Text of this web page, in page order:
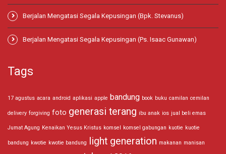
Berjalan Mengatasi Segala Kepusingan (Bpk. Stevanus)
Berjalan Mengatasi Segala Kepusingan (Ps. Isaac Gunawan)
Tags
17 agustus acara android aplikasi apple bandung book buku camilan cemilan
delivery forgiving foto generasi terang ibu anak ios jual beli emas
Jumat Agung Kenaikan Yesus Kristus komsel komsel gabungan kuotie kuotie
bandung kwotie kwotie bandung light generation makanan manisan